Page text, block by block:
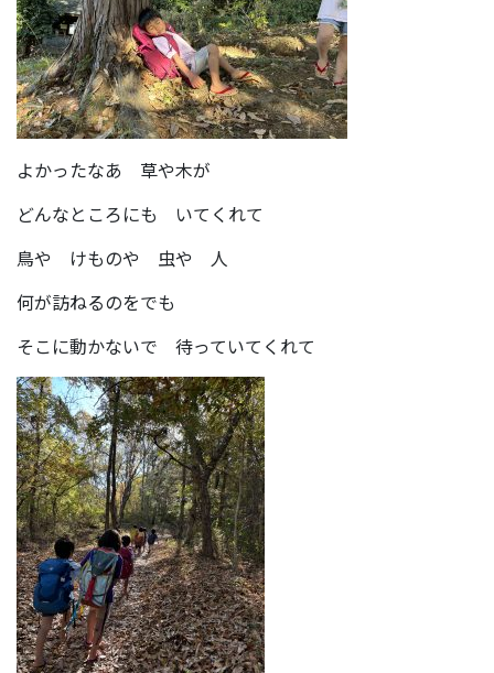
よかったなあ 草や木が
どんなところにも いてくれて
鳥や けものや 虫や 人
何が訪ねるのをでも
そこに動かないで 待っていてくれて